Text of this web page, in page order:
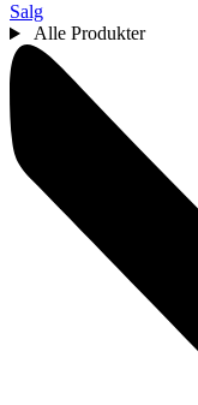
Salg
Alle Produkter